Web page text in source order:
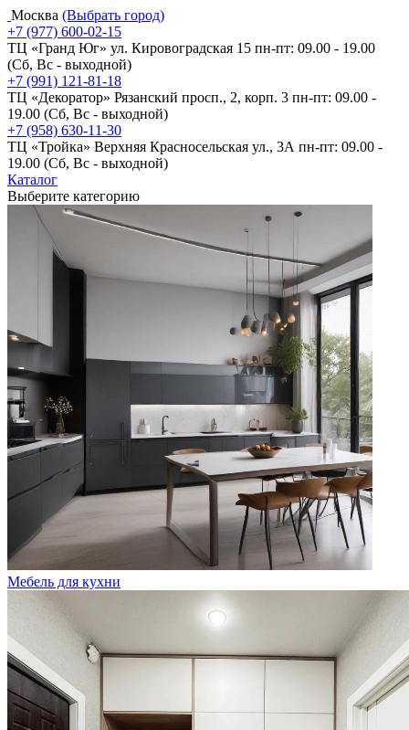
Москва (Выбрать город)
+7 (977) 600-02-15
ТЦ «Гранд Юг» ул. Кировоградская 15 пн-пт: 09.00 - 19.00
(Сб, Вс - выходной)
+7 (991) 121-81-18
ТЦ «Декоратор» Рязанский просп., 2, корп. 3 пн-пт: 09.00 -
19.00 (Сб, Вс - выходной)
+7 (958) 630-11-30
ТЦ «Тройка» Верхняя Красносельская ул., 3А пн-пт: 09.00 -
19.00 (Сб, Вс - выходной)
Каталог
Выберите категорию
Мебель для кухни